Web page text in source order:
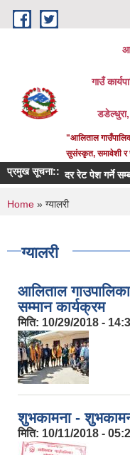
Skip to main content
गाउँ
"आलिताल
सुसंस्कृत, समावेशी र
प्रमुख सूचना::दर रेट पेश गर्ने सम्बन्धि
You are here
Home » ग्यालरी
ग्यालरी
आलिताल गाउपालिका
सम्मान कार्यक्रम
मिति: 10/29/2018 -
शुभकामना -
मिति: 10/11/2018 -